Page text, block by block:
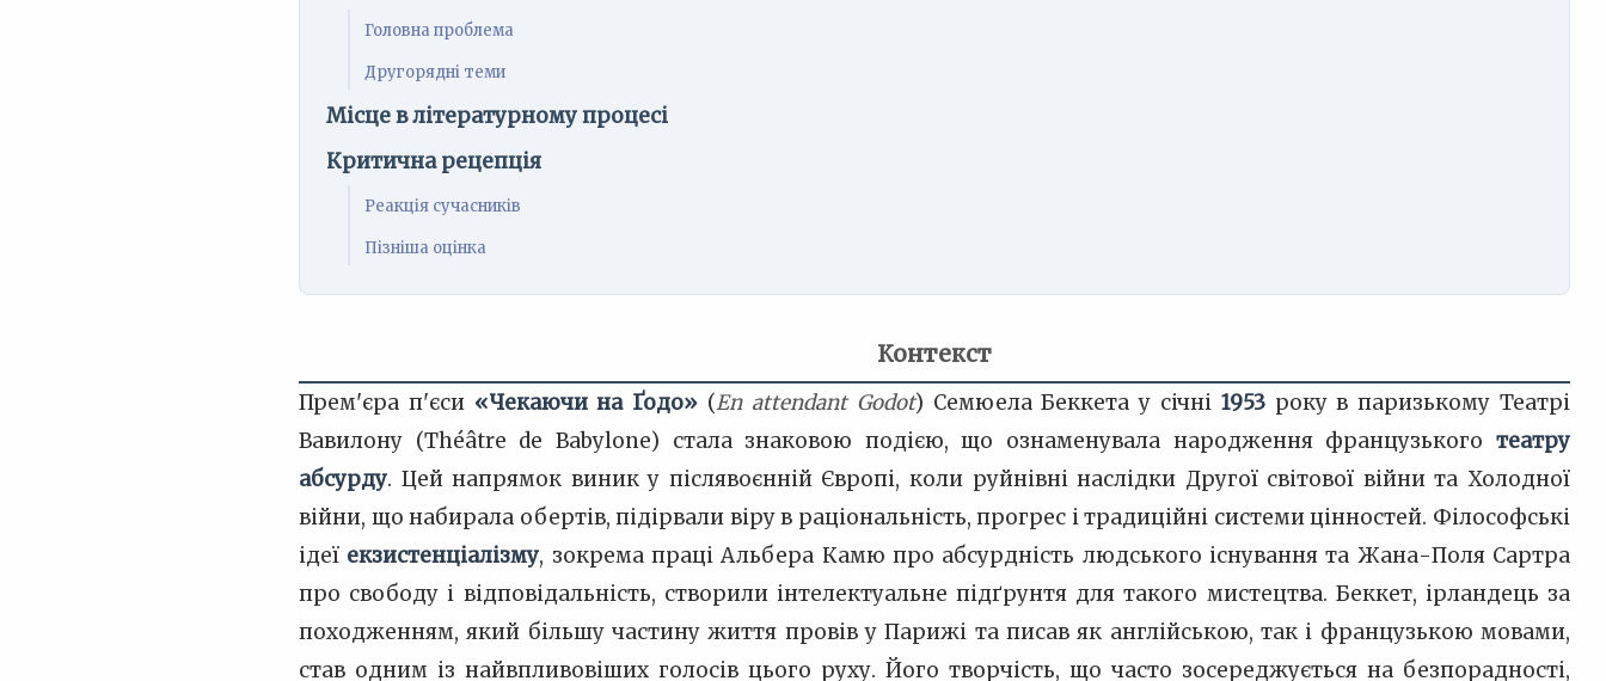
Головна проблема
Другорядні теми
Місце в літературному процесі
Критична рецепція
Реакція сучасників
Пізніша оцінка
Контекст
Прем'єра п'єси «Чекаючи на Ґодо» (En attendant Godot) Семюела Беккета у січні 1953року в паризькому Театрі
Вавилону (Théâtre de Babylone) стала знаковою подією, що ознаменувала народження французького театру
абсурду. Цей напрямок виник у післявоєнній Європі, коли руйнівні наслідки Другої світової війни та Холодної
війни, що набирала обертів, підірвали віру в раціональність, прогрес і традиційні системи цінностей. Філософські
ідеї екзистенціалізму, зокрема праці Альбера Камю про абсурдність людського існування та Жана-Поля Сартра
про свободу і відповідальність, створили інтелектуальне підґрунтя для такого мистецтва. Беккет, ірландець за
походженням, який більшу частину життя провів у Парижі та писав як англійською, так і французькою мовами,
став одним із найвпливовіших голосів цього руху. Його творчість, що часто зосереджується на безпорадності,